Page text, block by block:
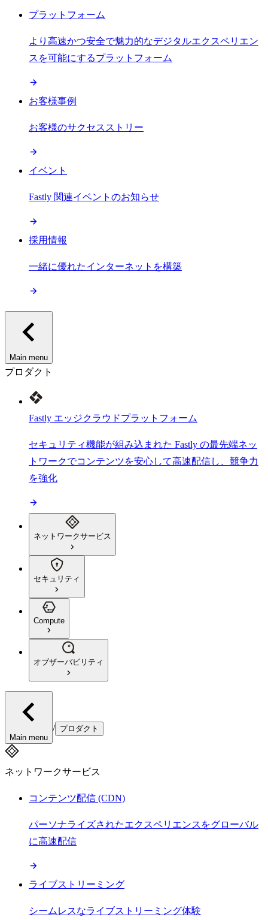
プラットフォーム
より高速かつ安全で魅力的なデジタルエクスペリエン
スを可能にするプラットフォーム
お客様事例
お客様のサクセスストリー
イベント
Fastly 関連イベントのお知らせ
採用情報
一緒に優れたインターネットを構築
Main menu
プロダクト
Fastly エッジクラウドプラットフォーム
セキュリティ機能が組み込まれた Fastly の最先端ネッ
トワークでコンテンツを安心して高速配信し、競争力
を強化
ネットワークサービス
セキュリティ
Compute
オブザーバビリティ
Main menu
/ プロダクト
ネットワークサービス
コンテンツ配信 (CDN)
パーソナライズされたエクスペリエンスをグローバル
に高速配信
ライブストリーミング
シームレスなライブストリーミング体験